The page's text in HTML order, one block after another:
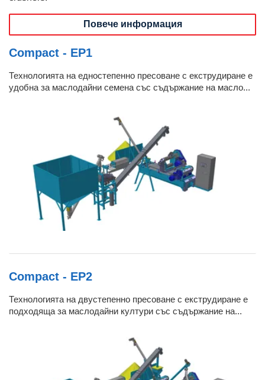
Повече информация
Compact - EP1
Технологията на едностепенно пресоване с екструдиране е
удобна за маслодайни семена със съдържание на масло...
Compact - EP2
Технологията на двустепенно пресоване с екструдиране е
подходяща за маслодайни култури със съдържание на...